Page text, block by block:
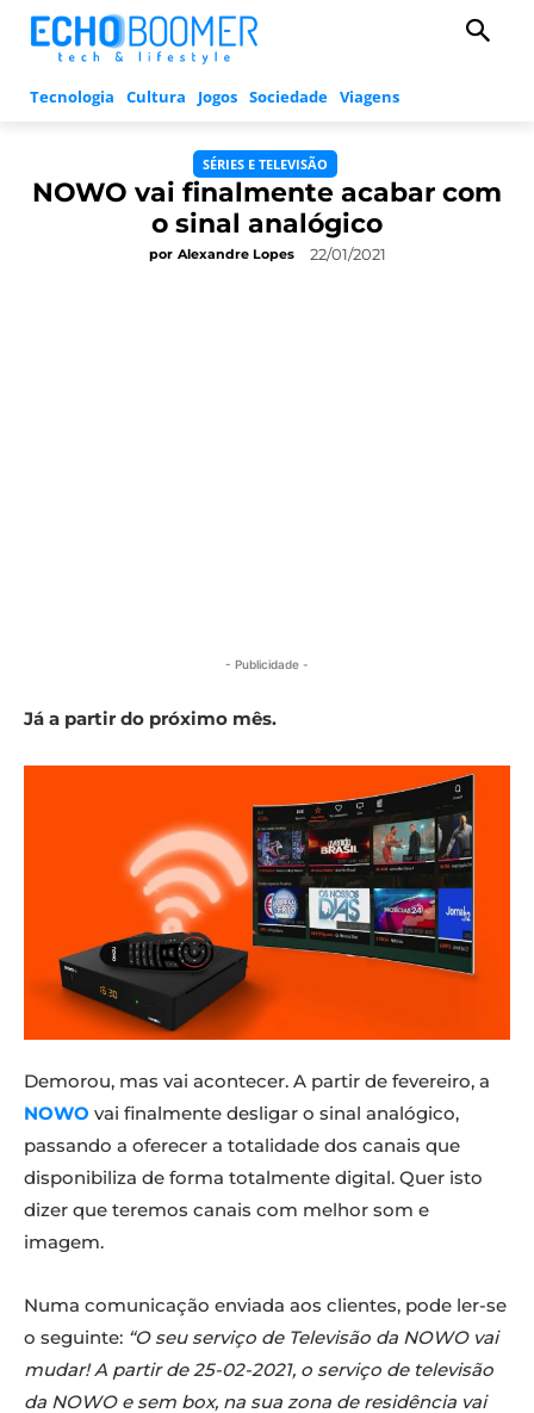
Tecnologia Cultura Jogos Sociedade Viagens
SÉRIES E TELEVISÃO
NOWO vai finalmente acabar com
o sinal analógico
por Alexandre Lopes 22/01/2021
- Publicidade -
Já a partir do próximo mês.
Demorou, mas vai acontecer. A partir de fevereiro, a
NOWO vai finalmente desligar o sinal analógico,
passando a oferecer a totalidade dos canais que
disponibiliza de forma totalmente digital. Quer isto
dizer que teremos canais com melhor som e
imagem.
Numa comunicação enviada aos clientes, pode ler-se
o seguinte: “O seu serviço de Televisão da NOWO vai
mudar! A partir de 25-02-2021, o serviço de televisão
da NOWO e sem box, na sua zona de residência vai